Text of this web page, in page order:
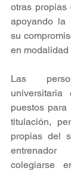
otras propias
apoyando la
su
en modalidad
Las
puestos
titulación,
propias del
colegiarse